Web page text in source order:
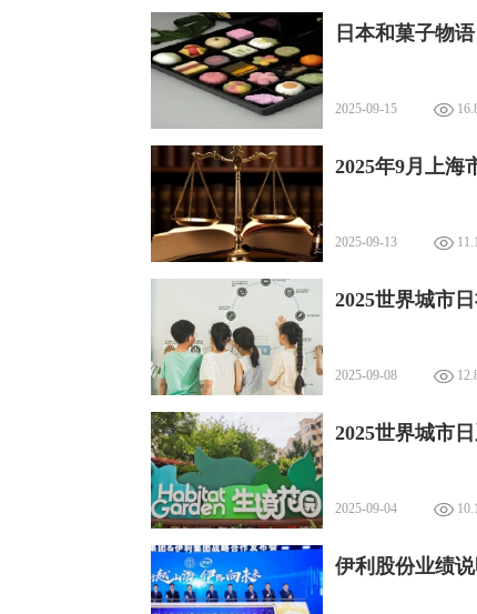
日本和菓子物
2025-09-15
2025年9月上海
2025-09-13
2025世界城市
2025-09-08
2025世界城市
2025-09-04
伊利股份业绩